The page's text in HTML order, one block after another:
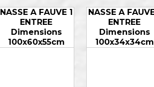
NASSE A FAUVE 1
ENTREE
Dimensions
100x60x55cm
NASSE A
ENTREE
Dimensions
100x34x34cm